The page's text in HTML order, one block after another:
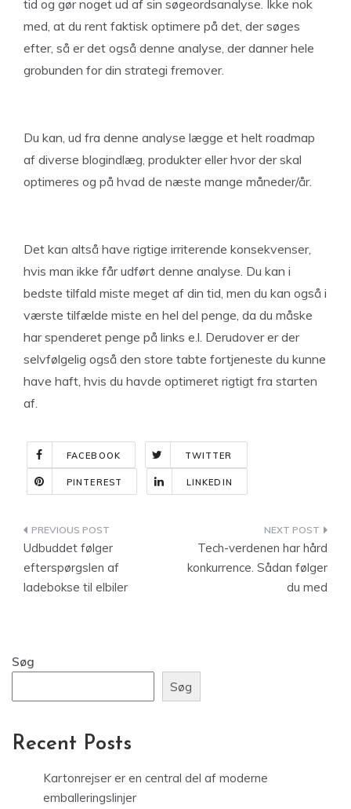
tid og gør noget ud af sin søgeordsanalyse. Ikke nok
med, at du rent faktisk optimere på det, der søges
efter, så er det også denne analyse, der danner hele
grobunden for din strategi fremover.
Du kan, ud fra denne analyse lægge et helt roadmap
af diverse blogindlæg, produkter eller hvor der skal
optimeres og på hvad de næste mange måneder/år.
Det kan altså have rigtige irriterende konsekvenser,
hvis man ikke får udført denne analyse. Du kan i
bedste tilfald miste meget af din tid, men du kan også i
værste tilfælde miste en hel del penge, da du måske
har spenderet penge på links e.l. Derudover er der
selvfølgelig også den store tabte fortjeneste du kunne
have haft, hvis du havde optimeret rigtigt fra starten
af.
FACEBOOK TWITTER
PINTEREST LINKEDIN
Indlægsnavigation
Udbuddet følger
efterspørgslen af
ladebokse til elbiler
Tech-verdenen har hård
konkurrence. Sådan følger
du med
Søg
Søg
Recent Posts
Kartonrejser er en central del af moderne
emballeringslinjer